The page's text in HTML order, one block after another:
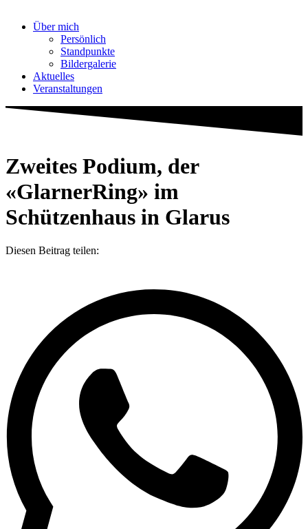
Über mich
Persönlich
Standpunkte
Bildergalerie
Aktuelles
Veranstaltungen
Zweites Podium, der
«GlarnerRing» im
Schützenhaus in Glarus
Diesen Beitrag teilen: